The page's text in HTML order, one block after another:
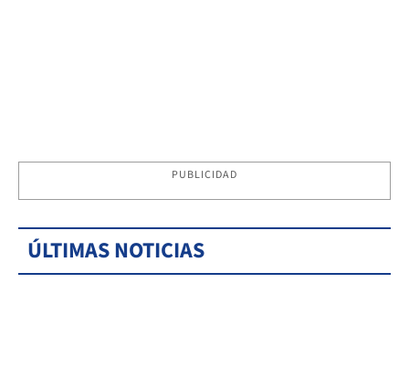
PUBLICIDAD
ÚLTIMAS NOTICIAS